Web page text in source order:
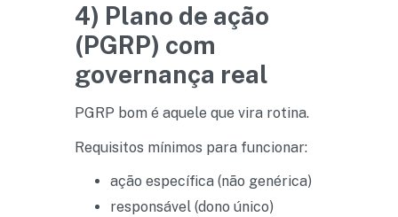
4) Plano de ação
(PGRP) com
governança real
PGRP bom é aquele que vira rotina.
Requisitos mínimos para funcionar:
ação específica (não genérica)
responsável (dono único)